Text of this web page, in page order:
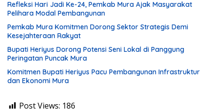
Refleksi Hari Jadi Ke-24, Pemkab Mura Ajak Masyarakat
Pelihara Modal Pembangunan
Pemkab Mura Komitmen Dorong Sektor Strategis Demi
Kesejahteraan Rakyat
Bupati Heriyus Dorong Potensi Seni Lokal di Panggung
Peringatan Puncak Mura
Komitmen Bupati Heriyus Pacu Pembangunan Infrastruktur
dan Ekonomi Mura
Post Views: 186